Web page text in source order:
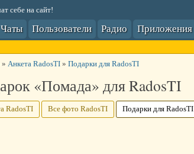
себе на сайт!
Чаты Пользователи Радио Приложения
» Анкета RadosTI» Подарки для RadosTI
«Помада» для RadosTI
RadosTI Все фото RadosTI Подарки для RadosTI